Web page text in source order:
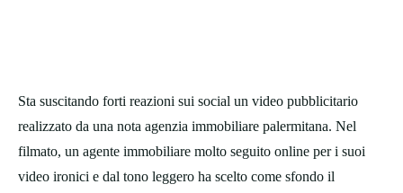
Sta suscitando forti reazioni sui social un video pubblicitario
realizzato da una nota agenzia immobiliare palermitana. Nel
filmato, un agente immobiliare molto seguito online per i suoi
video ironici e dal tono leggero ha scelto come sfondo il